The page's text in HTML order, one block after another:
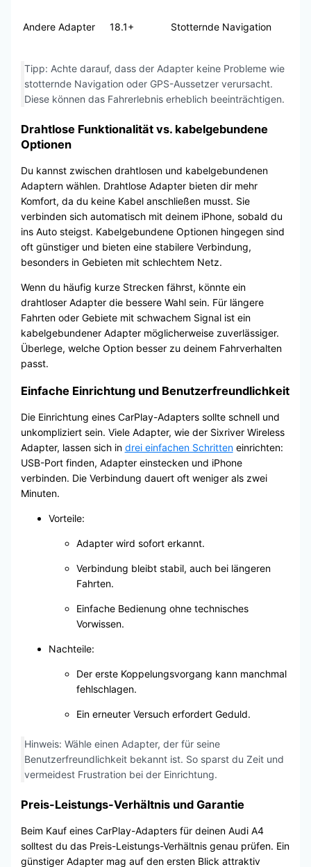
Andere Adapter 18.1+ Stotternde Navigation
Tipp: Achte darauf, dass der Adapter keine Probleme wie
stotternde Navigation oder GPS-Aussetzer verursacht.
Diese können das Fahrerlebnis erheblich beeinträchtigen.
Drahtlose Funktionalität vs. kabelgebundene
Optionen
Du kannst zwischen drahtlosen und kabelgebundenen
Adaptern wählen. Drahtlose Adapter bieten dir mehr
Komfort, da du keine Kabel anschließen musst. Sie
verbinden sich automatisch mit deinem iPhone, sobald du
ins Auto steigst. Kabelgebundene Optionen hingegen sind
oft günstiger und bieten eine stabilere Verbindung,
besonders in Gebieten mit schlechtem Netz.
Wenn du häufig kurze Strecken fährst, könnte ein
drahtloser Adapter die bessere Wahl sein. Für längere
Fahrten oder Gebiete mit schwachem Signal ist ein
kabelgebundener Adapter möglicherweise zuverlässiger.
Überlege, welche Option besser zu deinem Fahrverhalten
passt.
Einfache Einrichtung und Benutzerfreundlichkeit
Die Einrichtung eines CarPlay-Adapters sollte schnell und
unkompliziert sein. Viele Adapter, wie der Sixriver Wireless
Adapter, lassen sich in drei einfachen Schritteneinrichten:
USB-Port finden, Adapter einstecken und iPhone
verbinden. Die Verbindung dauert oft weniger als zwei
Minuten.
Vorteile:
Adapter wird sofort erkannt.
Verbindung bleibt stabil, auch bei längeren
Fahrten.
Einfache Bedienung ohne technisches
Vorwissen.
Nachteile:
Der erste Koppelungsvorgang kann manchmal
fehlschlagen.
Ein erneuter Versuch erfordert Geduld.
Hinweis: Wähle einen Adapter, der für seine
Benutzerfreundlichkeit bekannt ist. So sparst du Zeit und
vermeidest Frustration bei der Einrichtung.
Preis-Leistungs-Verhältnis und Garantie
Beim Kauf eines CarPlay-Adapters für deinen Audi A4
solltest du das Preis-Leistungs-Verhältnis genau prüfen. Ein
günstiger Adapter mag auf den ersten Blick attraktiv